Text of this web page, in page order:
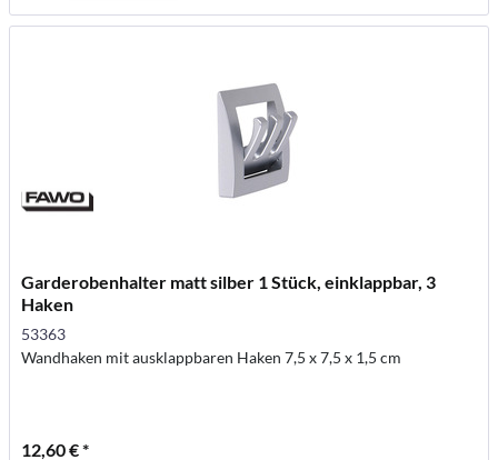
Garderobenhalter matt silber 1 Stück, einklappbar, 3
Haken
53363
Wandhaken mit ausklappbaren Haken 7,5 x 7,5 x 1,5 cm
12,60 € *